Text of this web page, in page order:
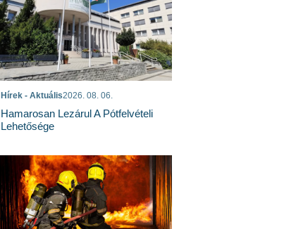
Hírek - Aktuális2026. 08. 06.
Hamarosan Lezárul A Pótfelvételi
Lehetősége